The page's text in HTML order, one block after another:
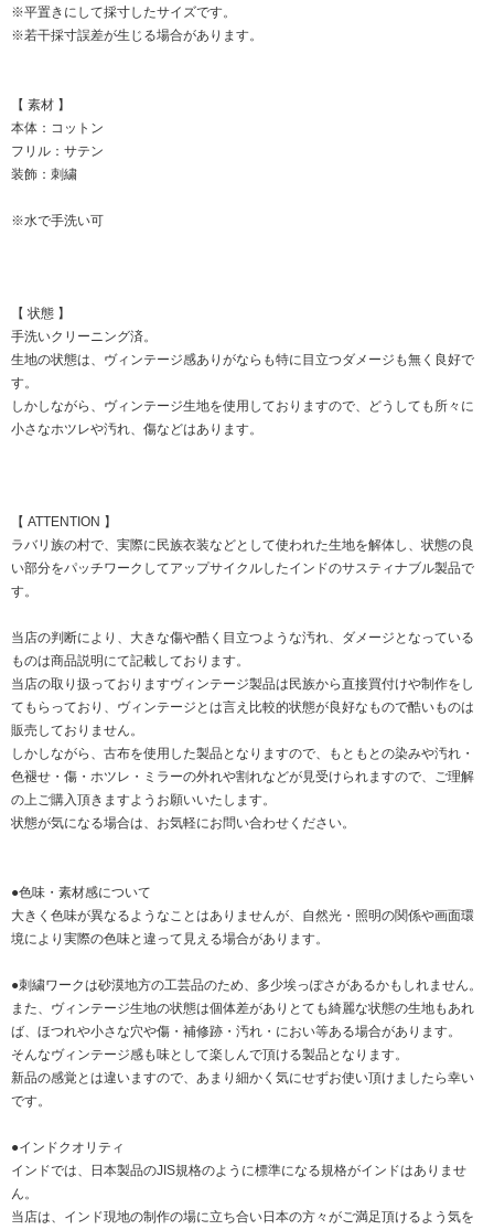
※平置きにして採寸したサイズです。
※若干採寸誤差が生じる場合があります。
【 素材 】
本体：コットン
フリル：サテン
装飾：刺繍
※水で手洗い可
【 状態 】
手洗いクリーニング済。
生地の状態は、ヴィンテージ感ありがならも特に目立つダメージも無く良好で
す。
しかしながら、ヴィンテージ生地を使用しておりますので、どうしても所々に
小さなホツレや汚れ、傷などはあります。
【 ATTENTION 】
ラバリ族の村で、実際に民族衣装などとして使われた生地を解体し、状態の良
い部分をパッチワークしてアップサイクルしたインドのサスティナブル製品で
す。
当店の判断により、大きな傷や酷く目立つような汚れ、ダメージとなっている
ものは商品説明にて記載しております。
当店の取り扱っておりますヴィンテージ製品は民族から直接買付けや制作をし
てもらっており、ヴィンテージとは言え比較的状態が良好なもので酷いものは
販売しておりません。
しかしながら、古布を使用した製品となりますので、もともとの染みや汚れ・
色褪せ・傷・ホツレ・ミラーの外れや割れなどが見受けられますので、ご理解
の上ご購入頂きますようお願いいたします。
状態が気になる場合は、お気軽にお問い合わせください。
●色味・素材感について
大きく色味が異なるようなことはありませんが、自然光・照明の関係や画面環
境により実際の色味と違って見える場合があります。
●刺繍ワークは砂漠地方の工芸品のため、多少埃っぽさがあるかもしれません。
また、ヴィンテージ生地の状態は個体差がありとても綺麗な状態の生地もあれ
ば、ほつれや小さな穴や傷・補修跡・汚れ・におい等ある場合があります。
そんなヴィンテージ感も味として楽しんで頂ける製品となります。
新品の感覚とは違いますので、あまり細かく気にせずお使い頂けましたら幸い
です。
●インドクオリティ
インドでは、日本製品のJIS規格のように標準になる規格がインドはありませ
ん。
当店は、インド現地の制作の場に立ち合い日本の方々がご満足頂けるよう気を